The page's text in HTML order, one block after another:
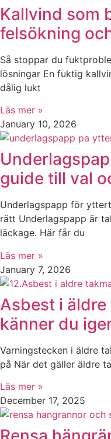
Kallvind som
felsökning
Så stoppar du
lösningar En fuktig
dålig lukt
Läs mer »
January 10, 2026
guide till val
Underlagspapp för
rätt Underlagspapp är
läckage. Här får du
Läs mer »
January 7, 2026
Asbest i äldre
känner du
Varningstecken i äldre
på När det gäller äldre
Läs mer »
December 17, 2025